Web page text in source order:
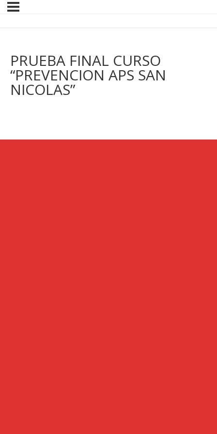
PRUEBA FINAL CURSO
“PREVENCION APS SAN
NICOLAS”